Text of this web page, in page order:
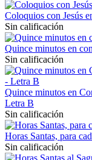
Coloquios con Jesús
Sin calificación
Quince minutos en
Sin calificación
Quince minutos en
Letra B
Sin calificación
Horas Santas, para
Sin calificación